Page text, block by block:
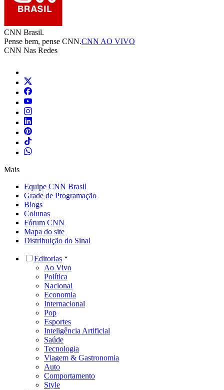
CNN Brasil.
Pense bem, pense CNN.CNN AO VIVO
CNN Nas Redes
Mais
Equipe CNN Brasil
Grade de Programação
Blogs
Colunas
Fórum CNN
Mapa do site
Distribuição do Sinal
Editorias
Ao Vivo
Política
Nacional
Economia
Internacional
Pop
Esportes
Inteligência Artificial
Saúde
Tecnologia
Viagem & Gastronomia
Auto
Comportamento
Style